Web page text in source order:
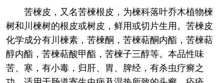
苦楝皮，又名苦楝根皮，为楝科落叶乔木植物楝
树和川楝树的根皮或树皮，鲜用或切片生用。苦楝皮
化学成分有川楝素，苦楝酮，苦楝萜酮内酯，苦楝萜
醇内酯，苦楝萜酸甲酯，苦楝子三醇等。本品性味
苦、寒，有小毒，归肝、胃、脾经，有杀虫疗癣之